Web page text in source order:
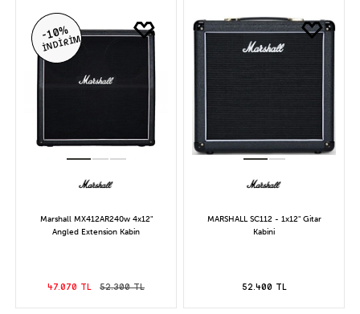
-10%
İNDİRİM
Marshall MX412AR240w 4x12"
Angled Extension Kabin
47.070 TL 52.300 TL
MARSHALL SC112 - 1x12" Gitar
Kabini
52.400 TL